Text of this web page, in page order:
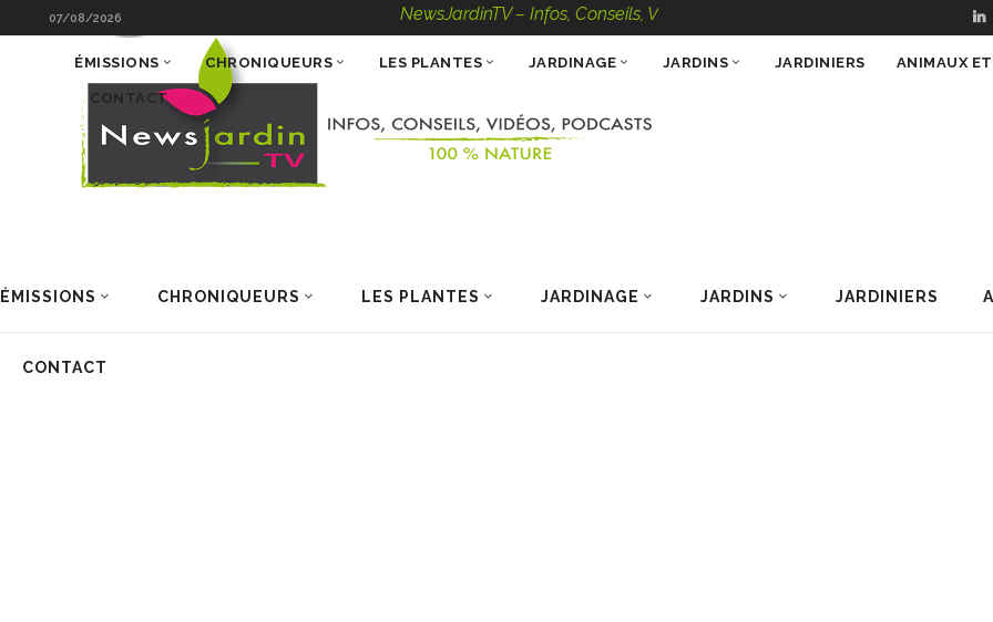
07/08/2026 NewsJardinTV – Infos, Conseils, Vidéos, Podcasts – 100 % Nature
ÉMISSIONS CHRONIQUEURS LES PLANTES JARDINAGE JARDINS JARDINIERS
CONTACT
ÉMISSIONS CHRONIQUEURS LES PLANTES JARDINAGE JARDINS JARDINIERS ANIMAUX
CONTACT